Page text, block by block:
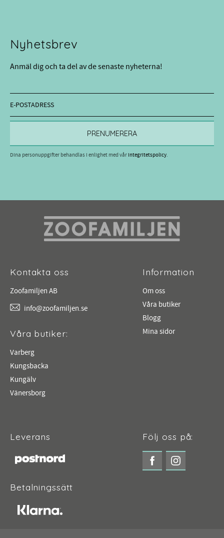
Nyhetsbrev
Anmäl dig och ta del av de senaste nyheterna!
PRENUMERERA
Dina personuppgifter behandlas i enlighet med vårintegritetspolicy.
Kontakta oss
Zoofamiljen AB
info@zoofamiljen.se
Våra butiker:
Varberg
Kungsbacka
Kungälv
Vänersborg
Information
Om oss
Våra butiker
Blogg
Mina sidor
Leverans
Betalningssätt
Följ oss på: